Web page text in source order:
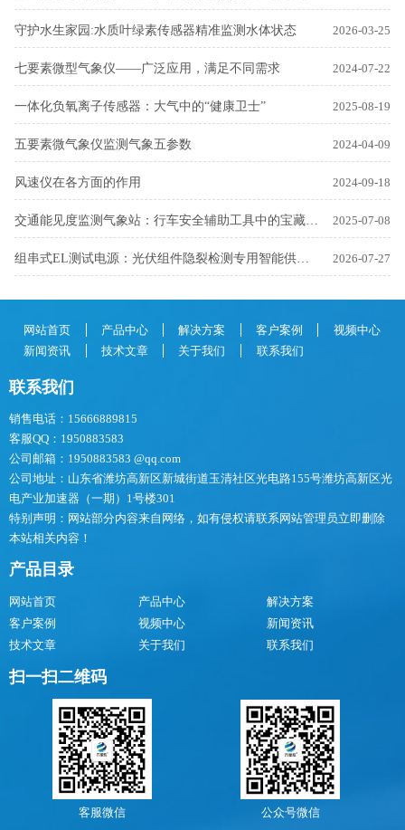
守护水生家园:水质叶绿素传感器精准监测水体状态 2026-03-25
七要素微型气象仪——广泛应用，满足不同需求 2024-07-22
一体化负氧离子传感器：大气中的“健康卫士” 2025-08-19
五要素微气象仪监测气象五参数 2024-04-09
风速仪在各方面的作用 2024-09-18
2025-07-08
2026-07-27
网站首页 产品中心 解决方案 客户案例
视频中心
新闻资讯
技术文章 关于我们 联系我们
联系我们
销售电话：15666889815
客服QQ：1950883583
公司邮箱：1950883583 @qq.com
公司地址：山东省潍坊高新区新城街道玉清社区光电路155号潍坊高新区光
电产业加速器（一期）1号楼301
特别声明：网站部分内容来自网络，如有侵权请联系网站管理员立即删除
本站相关内容！
产品目录
网站首页 产品中心
解决方案
客户案例
视频中心
新闻资讯
技术文章
关于我们 联系我们
扫一扫二维码
客服微信 公众号微信